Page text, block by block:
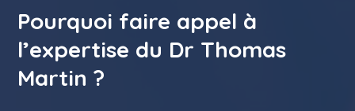
Pourquoi faire appel à
l’expertise du Dr Thomas
Martin ?